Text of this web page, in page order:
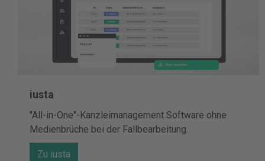
iusta
"All-in-One"-Kanzleimanagement Software ohne
Medienbrüche bei der Fallbearbeitung.
Zu iusta